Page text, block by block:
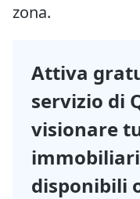
zona.
Attiva
servizio di
visionare
disponibili